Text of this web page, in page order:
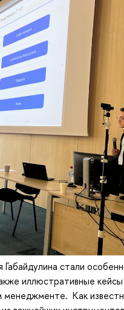
Габайдулина стали
иллюстративные кейсы
менеджменте. Как